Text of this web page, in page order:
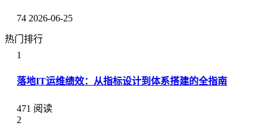
74 2026-06-25
热门排行
1
落地IT运维绩效：从指标设计到体系搭建的全指南
471 阅读
2